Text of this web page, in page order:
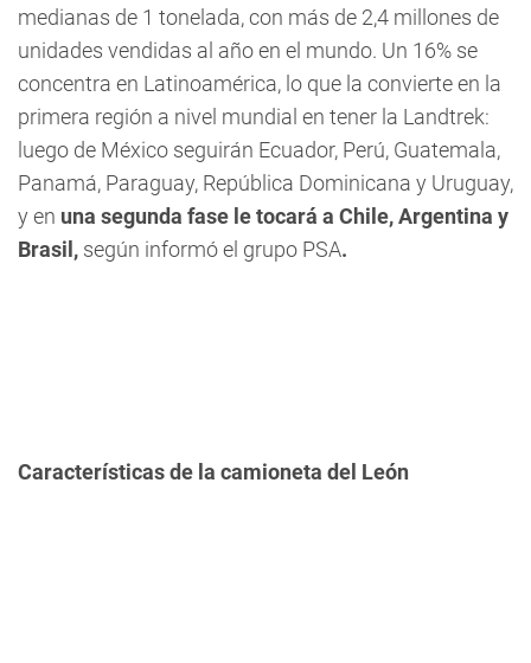
medianas de 1 tonelada, con más de 2,4 millones de
unidades vendidas al año en el mundo. Un 16% se
concentra en Latinoamérica, lo que la convierte en la
primera región a nivel mundial en tener la Landtrek:
luego de México seguirán Ecuador, Perú, Guatemala,
Panamá, Paraguay, República Dominicana y Uruguay,
y en una segunda fase le tocará a Chile, Argentina y
Brasil, según informó el grupo PSA.
Características de la camioneta del León